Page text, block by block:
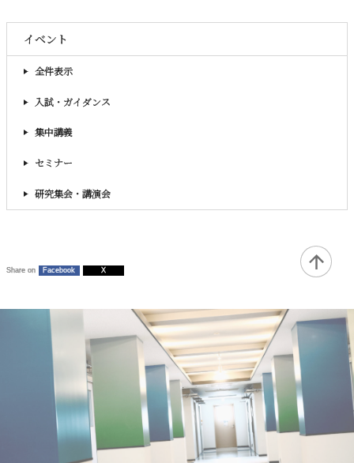
イベント
全件表示
入試・ガイダンス
集中講義
セミナー
研究集会・講演会
Share on Facebook X